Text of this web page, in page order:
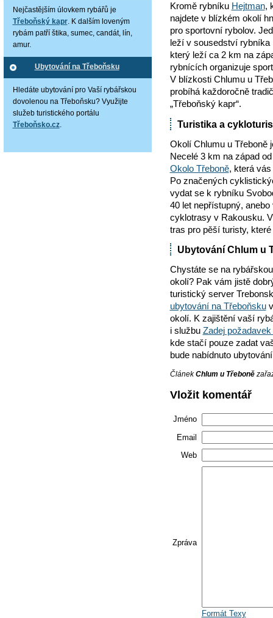
Kromě rybníku Hejtman,
najdete v blízkém okolí
pro sportovní rybolov.
leží v sousedství
který leží ca 2 km na
rybnících organizuje
V blízkosti Chlumu u
probíhá každoročně
„Třeboňský kapr“.
Turistika a
Okolí Chlumu u Třeboně
Necelé 3 km na západ
Okolo Třeboně, která
Po značených
vydat se k rybníku
40 let nepřístupný,
cyklotrasy v Rakousku.
tras pro pěší turisty,
Ubytování Chlum u
Chystáte se na
okolí? Pak vám jistě
turistický server
ubytování na Třeboňsku
okolí. K zajištění vaší
i službu Zadej
kde stačí pouze zadat
bude nabídnuto
ČlánekChlum u Třeboně
Vložit komentář
Jméno
Email
Web
Zpráva
Formát Texy
Nejčastějším úlovkem rybářů je
Třeboňský kapr. K dalším loveným
rybám patří štika, sumec, candát, lín,
amur.
Ubytování na Třeboňsku
Hledáte ubytování pro Vaší rybářskou
dovolenou na Třeboňsku? Využijte
služeb turistického portálu
Třeboňsko.cz.